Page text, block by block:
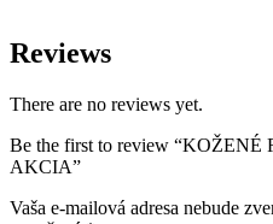
Reviews
There are no reviews yet.
Be the first to review
AKCIA”
Vaša e-mailová adresa nebude